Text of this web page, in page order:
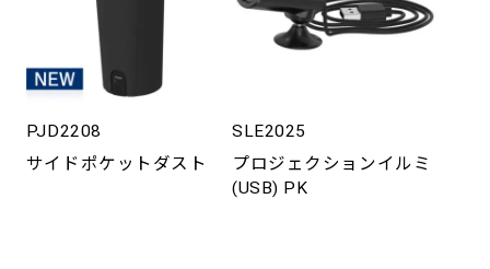
PJD2208
サイドポケットダスト
SLE2025
プロジェクションイルミ
(USB) PK